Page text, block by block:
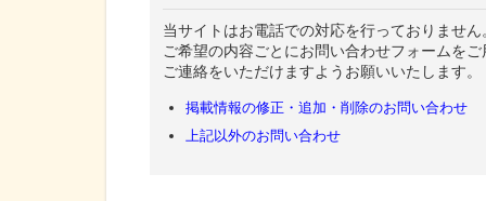
当サイトはお電話での対応を行っておりません
ご希望の内容ごとにお問い合わせフォームを
ご連絡をいただけますようお願いいたします。
掲載情報の修正・追加・削除のお問い合わせ
上記以外のお問い合わせ